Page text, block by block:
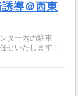
導＠西東
せいたします！